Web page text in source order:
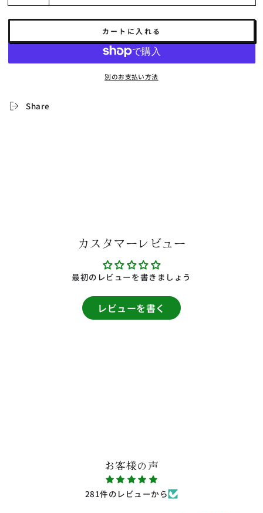
カートに入れる
別のお支払い方法
Share
カスタマーレビュー
最初のレビューを書きましょう
レビューを書く
お客様の声
281件のレビューから